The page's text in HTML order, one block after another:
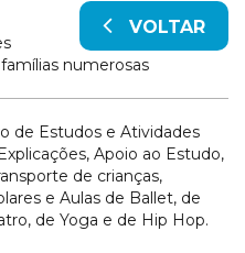
VOLTAR
numerosas
de Estudos e Atividades
Apoio ao Estudo,
de crianças,
e Aulas de Ballet, de
de Yoga e de Hip Hop.